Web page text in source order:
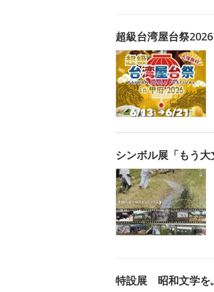
超級台湾屋台祭2026
シンボル展「もう
特設展 昭和文学を